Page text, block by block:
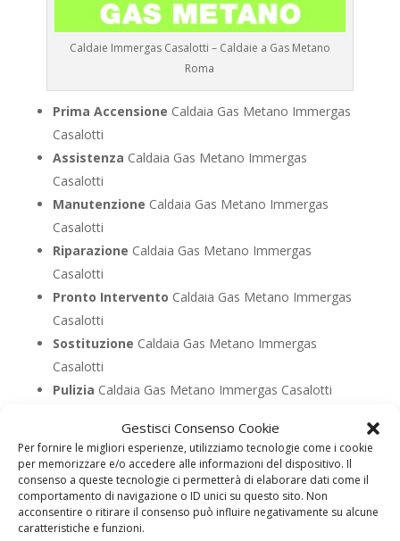
Gestisci Consenso Cookie
Per fornire le migliori esperienze, utilizziamo tecnologie come i cookie
per memorizzare e/o accedere alle informazioni del dispositivo. Il
consenso a queste tecnologie ci permetterà di elaborare dati come il
comportamento di navigazione o ID unici su questo sito. Non
acconsentire o ritirare il consenso può influire negativamente su alcune
caratteristiche e funzioni.
Caldaie Immergas Casalotti – Caldaie a Gas Metano
Roma
Prima Accensione Caldaia Gas Metano Immergas
Casalotti
Assistenza Caldaia Gas Metano Immergas
Casalotti
Manutenzione Caldaia Gas Metano Immergas
Casalotti
Riparazione Caldaia Gas Metano Immergas
Casalotti
Pronto Intervento Caldaia Gas Metano Immergas
Casalotti
Sostituzione Caldaia Gas Metano Immergas
Casalotti
Pulizia Caldaia Gas Metano Immergas Casalotti
Bollino BluCaldaia Gas Metano Immergas Casalotti
VenditaCaldaia Gas Metano Immergas Casalotti
OfferteCaldaia Gas Metano Immergas Casalotti